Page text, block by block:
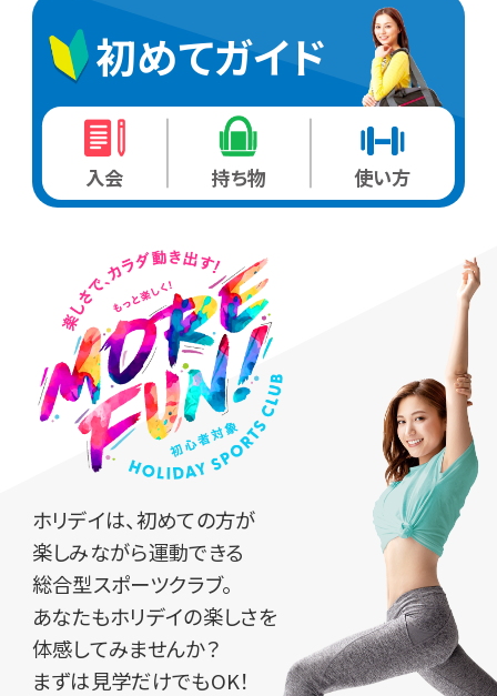
初めてガイド
入会 持ち物 使い方
ホリデイは、初めての方が
楽しみながら運動できる
総合型スポーツクラブ。
あなたもホリデイの楽しさを
体感してみませんか？
まずは見学だけでもOK！